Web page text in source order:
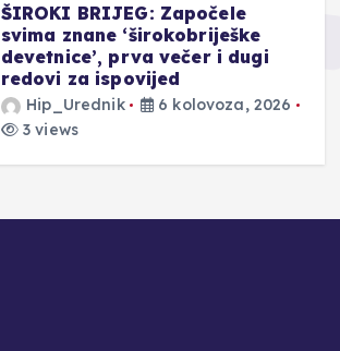
ŠIROKI BRIJEG: Započele
svima znane ‘širokobriješke
devetnice’, prva večer i dugi
redovi za ispovijed
Hip_Urednik
6 kolovoza, 2026
3 views